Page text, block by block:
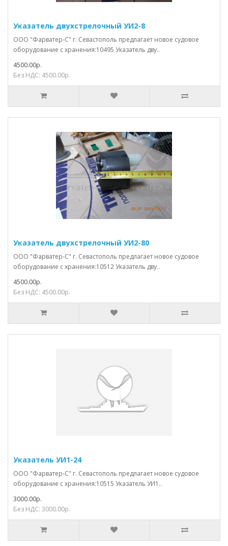
Указатель двухстрелочный УИ2-8
ООО "Фарватер-С" г. Севастополь предлагает новое судовое
оборудование с хранения:10495 Указатель дву..
4500.00р.
Без НДС: 4500.00р.
Указатель двухстрелочный УИ2-80
ООО "Фарватер-С" г. Севастополь предлагает новое судовое
оборудование с хранения:10512 Указатель дву..
4500.00р.
Без НДС: 4500.00р.
Указатель УИ1-24
ООО "Фарватер-С" г. Севастополь предлагает новое судовое
оборудование с хранения:10515 Указатель УИ1..
3000.00р.
Без НДС: 3000.00р.